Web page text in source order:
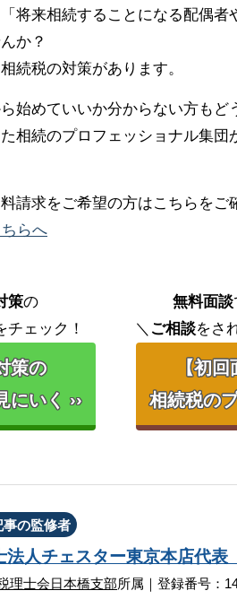
将来相続することになる配偶
か？
続税の対策があります。
始めていいか分からない方もど
相続のプロフェッショナル集団
請求をご希望の方はこちらをご
らへ
策の
チェック！
策の
にいく ››
無料面談
＼ ご相談をさ
【初
相続税の
事の監修者
法人チェスター東京本店代表
理士会日本橋支部所属｜登録番号：